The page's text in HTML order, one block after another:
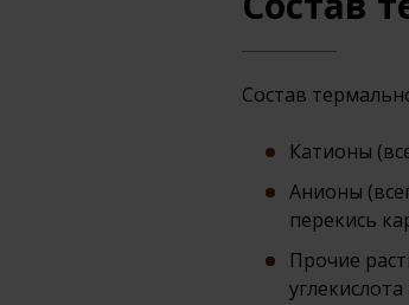
Состав
Катионы
Анионы
перекись
Прочие